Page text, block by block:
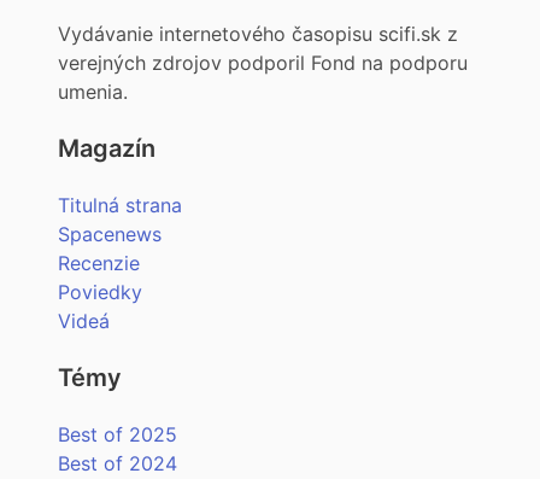
Vydávanie internetového časopisu scifi.sk z
verejných zdrojov podporil Fond na podporu
umenia.
Magazín
Titulná strana
Spacenews
Recenzie
Poviedky
Videá
Témy
Best of 2025
Best of 2024